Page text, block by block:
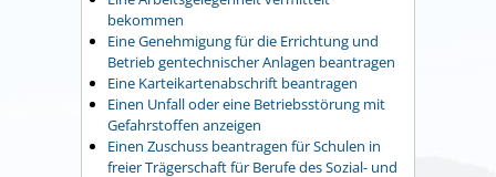
bekommen
Eine Genehmigung für die Errichtung und
Betrieb gentechnischer Anlagen beantragen
Eine Karteikartenabschrift beantragen
Einen Unfall oder eine Betriebsstörung mit
Gefahrstoffen anzeigen
Einen Zuschuss beantragen für Schulen in
freier Trägerschaft für Berufe des Sozial- und